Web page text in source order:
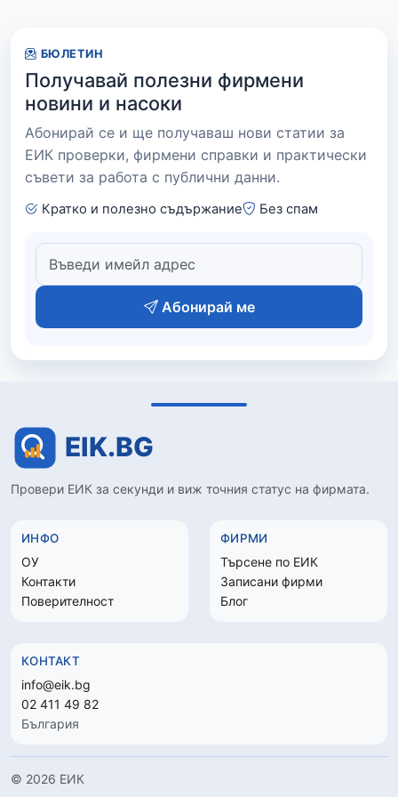
БЮЛЕТИН
Получавай полезни фирмени
новини и насоки
Абонирай се и ще получаваш нови статии за
ЕИК проверки, фирмени справки и практически
съвети за работа с публични данни.
Кратко и полезно съдържание Без спам
Абонирай ме
Провери ЕИК за секунди и виж точния статус на фирмата.
ИНФО
ОУ
Контакти
Поверителност
ФИРМИ
Търсене по ЕИК
Записани фирми
Блог
КОНТАКТ
info@eik.bg
02 411 49 82
България
© 2026 ЕИК